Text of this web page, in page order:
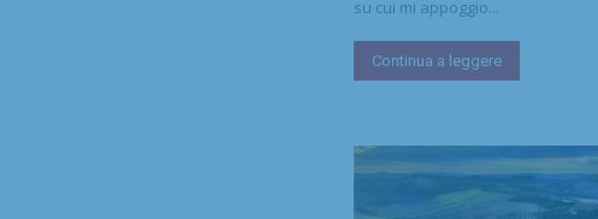
su cui mi appoggio...
Continua a leggere